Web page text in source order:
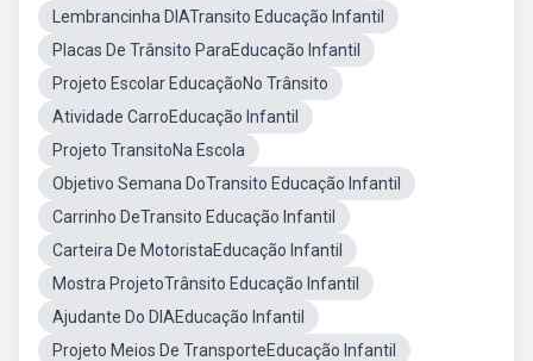
Lembrancinha DIATransito Educação Infantil
Placas De Trânsito ParaEducação Infantil
Projeto Escolar EducaçãoNo Trânsito
Atividade CarroEducação Infantil
Projeto TransitoNa Escola
Objetivo Semana DoTransito Educação Infantil
Carrinho DeTransito Educação Infantil
Carteira De MotoristaEducação Infantil
Mostra ProjetoTrânsito Educação Infantil
Ajudante Do DIAEducação Infantil
Projeto Meios De TransporteEducação Infantil